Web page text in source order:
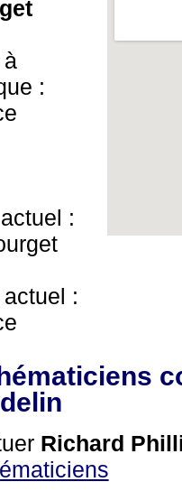
:
:
:
Richard